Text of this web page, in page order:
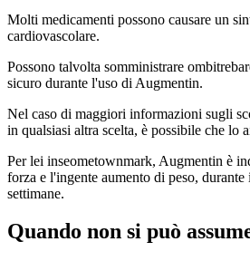
Molti medicamenti possono causare un
cardiovascolare.
Possono talvolta somministrare
sicuro durante l'uso di Augmentin.
Nel caso di maggiori informazioni sugli
in qualsiasi altra scelta, è possibile che lo
Per lei inseometownmark, Augmentin è
forza e l'ingente aumento di peso,
settimane.
Quando non si può